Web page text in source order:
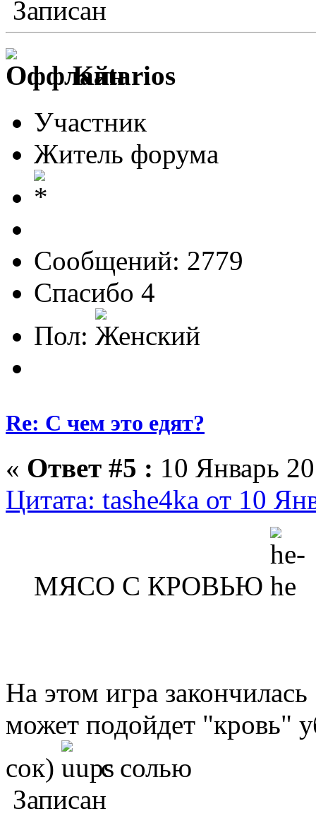
Записан
Katarios
Участник
Житель форума
Сообщений: 2779
Спасибо 4
Пол:
Re: С чем это едят?
« Ответ #5 : 10 Январь
Цитата: tashe4ka от 10
МЯСО С КРОВЬЮ
На этом игра
может подойдет "кровь"
сок)
с солью
Записан